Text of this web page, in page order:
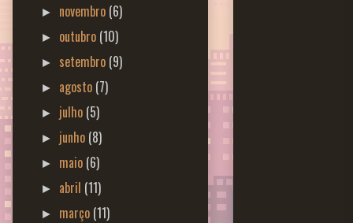
► novembro (6)
► outubro (10)
► setembro (9)
► agosto (7)
► julho (5)
► junho (8)
► maio (6)
► abril (11)
► março (11)